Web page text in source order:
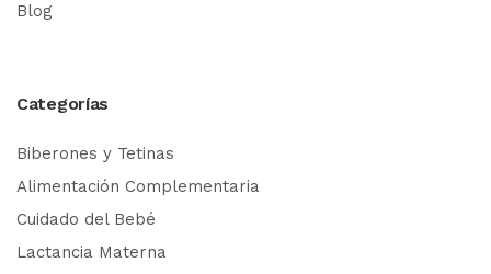
Blog
Categorías
Biberones y Tetinas
Alimentación Complementaria
Cuidado del Bebé
Lactancia Materna